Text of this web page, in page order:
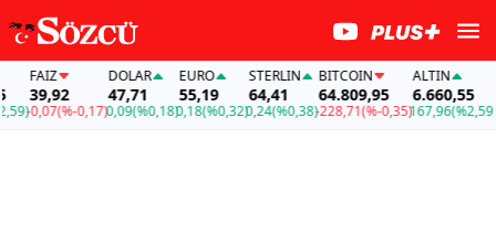
FAİZ
39,92
-0,07(%-0,17)
DOLAR
47,71
0,09(%0,18)
EURO
55,19
0,18(%0,32)
STERLIN
64,41
0,24(%0,38)
BITCOIN
64.809,95
-228,71(%-0,35)
ALTIN
6.660,55
167,96(%2,59)-